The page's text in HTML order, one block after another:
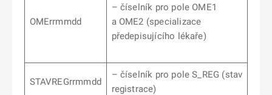
OMErrmmdd
– číselník pro pole OME1
a OME2 (specializace
předepisujícího lékaře)
STAVREGrrmmdd
– číselník pro pole S_REG (stav
registrace)